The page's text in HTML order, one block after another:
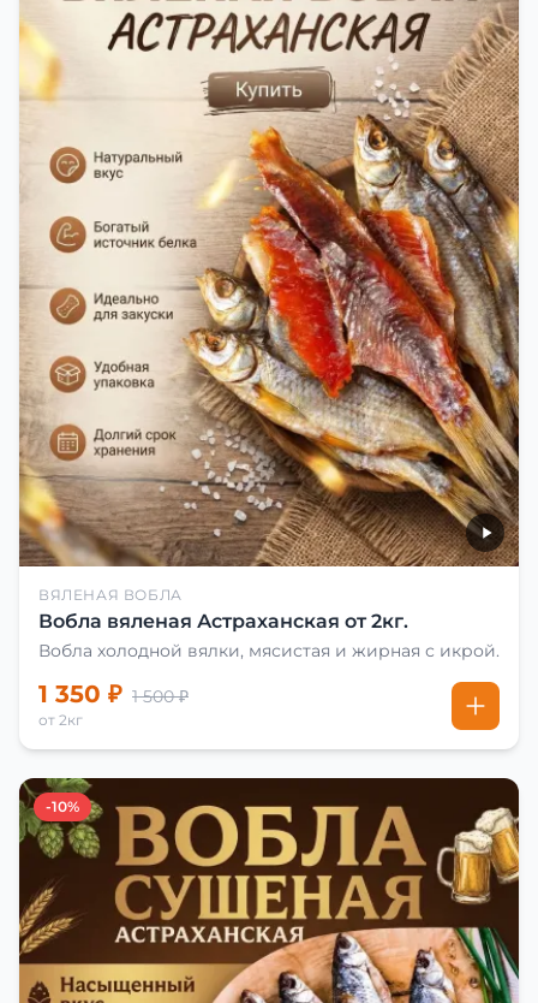
ВЯЛЕНАЯ ВОБЛА
Вобла вяленая Астраханская от 2кг.
Вобла холодной вялки, мясистая и жирная с икрой.
1 350 ₽ 1 500 ₽
от 2кг
-10%